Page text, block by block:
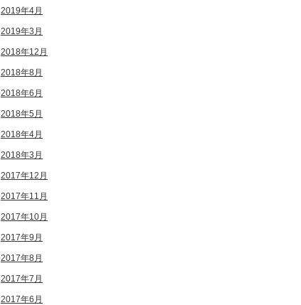
2019年4月
2019年3月
2018年12月
2018年8月
2018年6月
2018年5月
2018年4月
2018年3月
2017年12月
2017年11月
2017年10月
2017年9月
2017年8月
2017年7月
2017年6月